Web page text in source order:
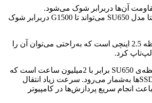
آن‌ها دربرابر شوک می‌شود.
مدل SU650 می‌تواند تا 1500
G دربرابر شوک
فرم فاکتور این حافظه 2.5 اینچی است که به‌راحتی می‌توان آن ‌را
کرد.
SU650
برابر با 2میلیون ساعت است که
ها به‌شمار می‌رود. سرعت زیاد انتقال
انجام سریع پردازش‌ها در کامپیوتر